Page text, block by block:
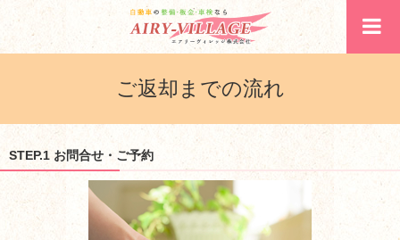
ご返却までの流れ
STEP.1 お問合せ・ご予約